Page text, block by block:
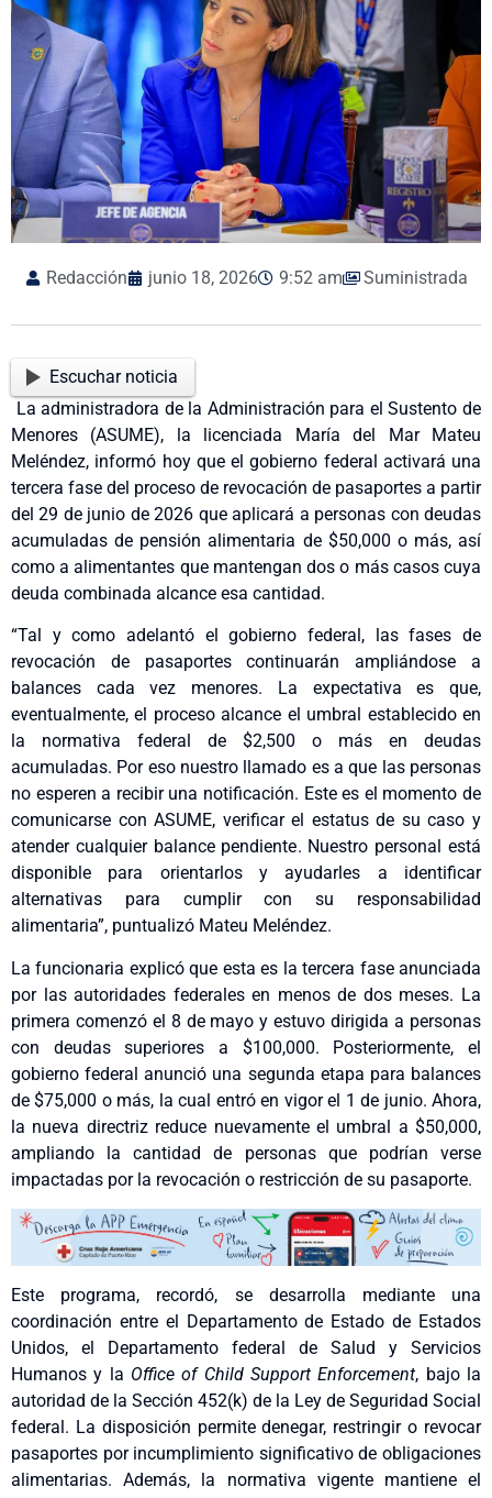
Redacción junio 18, 2026 9:52 am Suministrada
Escuchar noticia
La administradora de la Administración para el Sustento de
Menores (ASUME), la licenciada María del Mar Mateu
Meléndez, informó hoy que el gobierno federal activará una
tercera fase del proceso de revocación de pasaportes a partir
del 29 de junio de 2026 que aplicará a personas con deudas
acumuladas de pensión alimentaria de $50,000 o más, así
como a alimentantes que mantengan dos o más casos cuya
deuda combinada alcance esa cantidad.
“Tal y como adelantó el gobierno federal, las fases de
revocación de pasaportes continuarán ampliándose a
balances cada vez menores. La expectativa es que,
eventualmente, el proceso alcance el umbral establecido en
la normativa federal de $2,500 o más en deudas
acumuladas. Por eso nuestro llamado es a que las personas
no esperen a recibir una notificación. Este es el momento de
comunicarse con ASUME, verificar el estatus de su caso y
atender cualquier balance pendiente. Nuestro personal está
disponible para orientarlos y ayudarles a identificar
alternativas para cumplir con su responsabilidad
alimentaria”, puntualizó Mateu Meléndez.
La funcionaria explicó que esta es la tercera fase anunciada
por las autoridades federales en menos de dos meses. La
primera comenzó el 8 de mayo y estuvo dirigida a personas
con deudas superiores a $100,000. Posteriormente, el
gobierno federal anunció una segunda etapa para balances
de $75,000 o más, la cual entró en vigor el 1 de junio. Ahora,
la nueva directriz reduce nuevamente el umbral a $50,000,
ampliando la cantidad de personas que podrían verse
impactadas por la revocación o restricción de su pasaporte.
Este programa, recordó, se desarrolla mediante una
coordinación entre el Departamento de Estado de Estados
Unidos, el Departamento federal de Salud y Servicios
Humanos y la Office of Child Support Enforcement, bajo la
autoridad de la Sección 452(k) de la Ley de Seguridad Social
federal. La disposición permite denegar, restringir o revocar
pasaportes por incumplimiento significativo de obligaciones
alimentarias. Además, la normativa vigente mantiene el